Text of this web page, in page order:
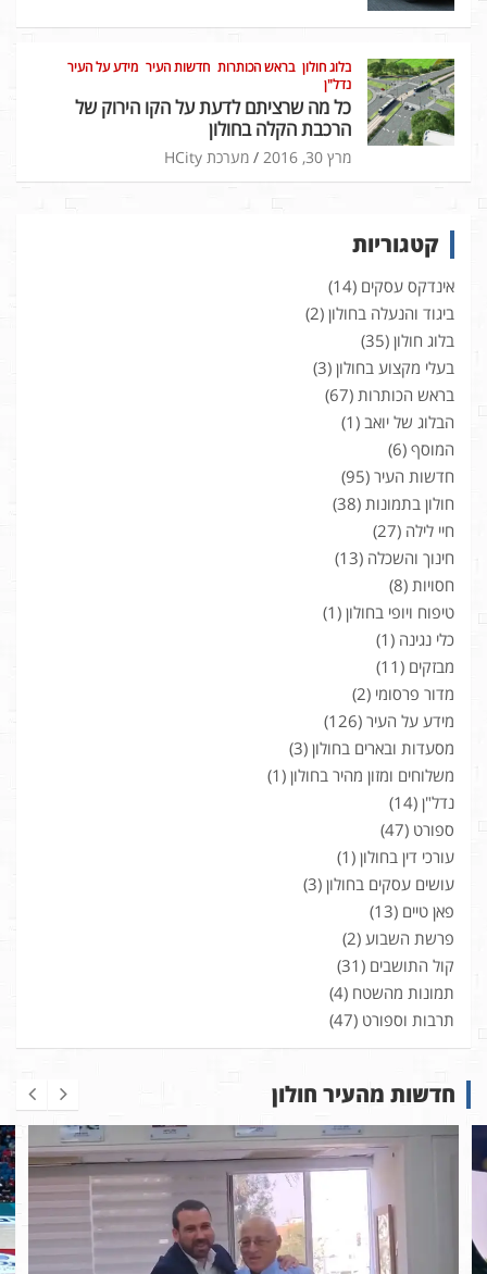
בלוג חולון בראש הכותרות חדשות העיר מידע על העיר
נדל"ן
כל מה שרציתם לדעת על הקו הירוק של
הרכבת הקלה בחולון
מרץ 30, 2016 מערכת HCity
קטגוריות
אינדקס עסקים (14)
ביגוד והנעלה בחולון (2)
בלוג חולון (35)
בעלי מקצוע בחולון (3)
בראש הכותרות (67)
הבלוג של יואב (1)
המוסף (6)
חדשות העיר (95)
חולון בתמונות (38)
חיי לילה (27)
חינוך והשכלה (13)
חסויות (8)
טיפוח ויופי בחולון (1)
כלי נגינה (1)
מבזקים (11)
מדור פרסומי (2)
מידע על העיר (126)
מסעדות ובארים בחולון (3)
משלוחים ומזון מהיר בחולון (1)
נדל"ן (14)
ספורט (47)
עורכי דין בחולון (1)
עושים עסקים בחולון (3)
פאן טיים (13)
פרשת השבוע (2)
קול התושבים (31)
תמונות מהשטח (4)
תרבות וספורט (47)
חדשות מהעיר חולון